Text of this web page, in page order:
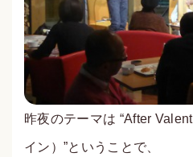
昨夜のテーマは “After
イン）”ということで、